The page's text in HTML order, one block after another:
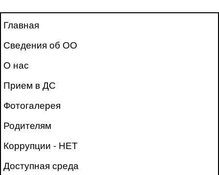
Главная
Сведения об ОО
О нас
Прием в ДС
Фотогалерея
Родителям
Коррупции - НЕТ
Доступная среда